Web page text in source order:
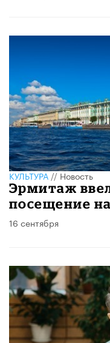
КУЛЬТУРА//Новость
Эрмитаж
посещение
16 сентября